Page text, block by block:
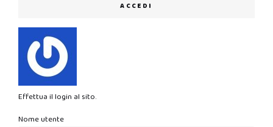
ACCEDI
Effettua il login al sito.
Nome utente